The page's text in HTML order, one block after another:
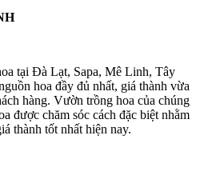
tại Đà Lạt, Sapa, Mê Linh, Tây
hoa đầy đủ nhất, giá thành vừa
hàng. Vườn trồng hoa của chúng
được chăm sóc cách đặc biệt nhằm
thành tốt nhất hiện nay.